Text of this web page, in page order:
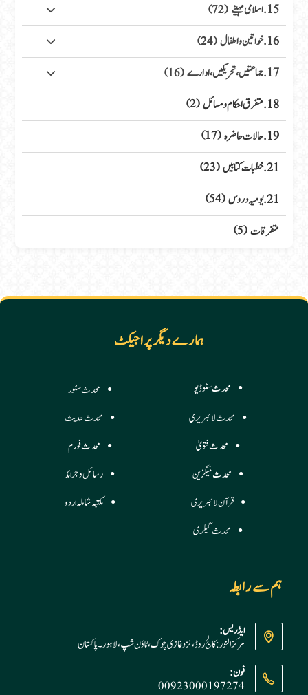
15. اسلامی مہینے (72)
16. خواتین واطفال (24)
17. جماعتیں، تحریکیں، ادارے (16)
18. متفرق احکام ومسائل (2)
19. حالات حاضرہ (17)
21. خطبات کتابیں (23)
21. یومیہ دروس (54)
متفرقات (5)
ہمارے دیگر پراجیکٹ
محدث سٹوڈیو
محدث سٹور
محدث لائبریری
محدث حدیث
محدث فتویٰ
محدث فورم
محدث میگزین
رسائل وجرائد
قرآن لائبریری
مکتبہ شاملہ اردو
محدث گیلری
ہم سے رابطہ
ایڈریس:
مرکز النور: کالج روڈ، نزد غازی چوک، ٹاؤن شپ، لاہور ۔ پاکستان
فون:
00923000197274